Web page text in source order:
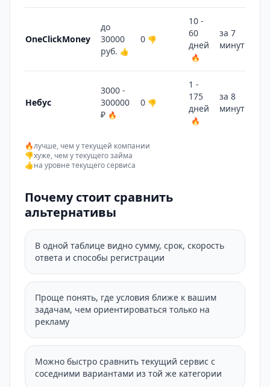
OneClickMoney
до
30000
руб. 👍
0 👎
10 -
60
дней
🔥
за 7
минут
Небус
3000 -
300000
₽ 🔥
0 👎
1 -
175
дней
🔥
за 8
минут
🔥лучше, чем у текущей компании
👎хуже, чем у текущего займа
👍на уровне текущего сервиса
Почему стоит сравнить
альтернативы
В одной таблице видно сумму, срок, скорость
ответа и способы регистрации
Проще понять, где условия ближе к вашим
задачам, чем ориентироваться только на
рекламу
Можно быстро сравнить текущий сервис с
соседними вариантами из той же категории